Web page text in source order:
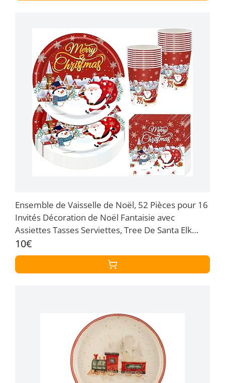
Ensemble de Vaisselle de Noël, 52 Pièces pour 16
Invités Décoration de Noël Fantaisie avec
Assiettes Tasses Serviettes, Tree De Santa Elk
Anniversaire
10€